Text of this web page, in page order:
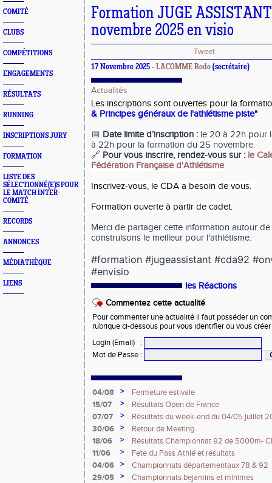
COMITÉ
CLUBS
COMPÉTITIONS
ENGAGEMENTS
RÉSULTATS
RUNNING
INSCRIPTIONS JURY
FORMATION
LISTE DES
SÉLECTIONNÉ(E)S POUR
LE MATCH INTER-
COMITÉ
RECORDS
ANNONCES
MÉDIATHÈQUE
LIENS
Formation JUGE
novembre 2025 en visio
Tweet
17 Novembre 2025 - LACOMME Bodo (secrétaire)
Actualités
Les inscriptions sont ouvertes pour la
& Principes généraux de l'athlétisme piste"
📅 Date limite d’inscription : le 20 à 22h pour
à 22h pour la formation du 25 novembre.
🔗 Pour vous inscrire, rendez-vous sur : le
Fédération Française d'Athlétisme
Inscrivez-vous, le CDA a besoin de vous.
Formation ouverte à partir de cadet.
Merci de partager cette information autour de
construisons le meilleur pour l'athlétisme.
#formation #jugeassistant #cda92
#envisio
les Réactions
Commentez cette actualité
Pour commenter une actualité il faut posséder un
rubrique ci-dessous pour vous identifier ou vous
Login (Email)
:
Mot de Passe :
04/08 >
Fermeture estivale
15/07
>
Résultats Open de France
07/07
>
Résultats du week-end du 04/05 juillet
30/06
>
Retour de Meeting
18/06
>
Résultats Championnat 92 de 5000m-
France Espoirs - Régionaux -
11/06 >
Fete du Pass Athlé et résultats
04/06
>
Championnats départementaux 78 & 92
29/05
>
Championnats bejamins et minimes